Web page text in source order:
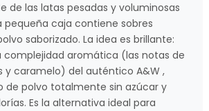
de las latas pesadas y voluminosas
pequeña caja contiene sobres
saborizado. La idea es brillante:
aromática (las notas de
y caramelo) del auténtico A&W ,
de polvo totalmente sin azúcar y
Es la alternativa ideal para